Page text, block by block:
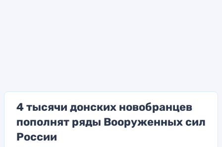
4 тысячи донских новобранцев
пополнят ряды Вооруженных сил
России